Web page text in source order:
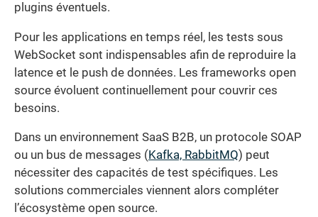
plugins éventuels.
Pour les applications en temps réel, les tests sous
WebSocket sont indispensables afin de reproduire la
latence et le push de données. Les frameworks open
source évoluent continuellement pour couvrir ces
besoins.
Dans un environnement SaaS B2B, un protocole SOAP
ou un bus de messages ( Kafka, RabbitMQ) peut
nécessiter des capacités de test spécifiques. Les
solutions commerciales viennent alors compléter
l’écosystème open source.